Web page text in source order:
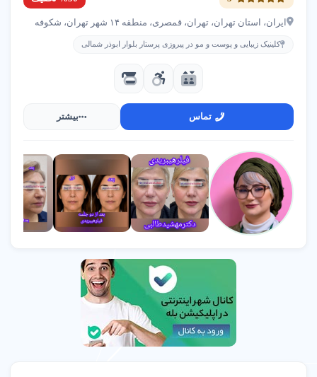
انقلاب جمهوری آذربایجان
02177618570
ایران، استان تهران، تهران، قمصری، منطقه ۱۴ شهر تهران، شکوفه
کلینیک زیبایی و پوست و مو در پیروزی پرستار بلوار ابوذر شمالی
تماس بیشتر